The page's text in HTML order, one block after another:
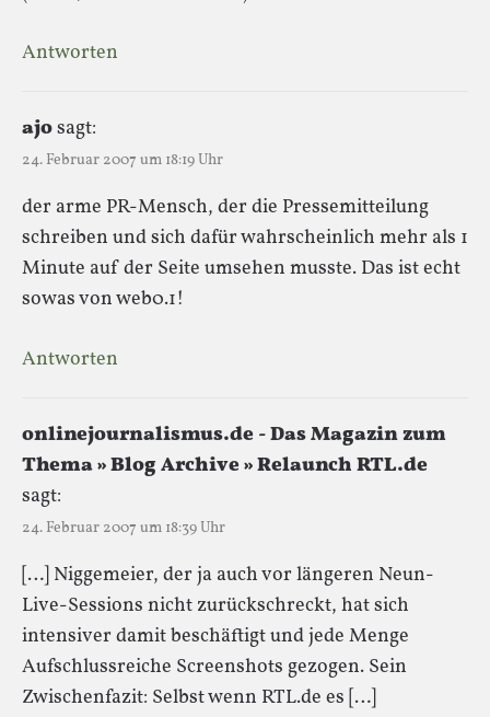
Antworten
ajosagt:
24. Februar 2007 um 18:19 Uhr
der arme PR-Mensch, der die Pressemitteilung
schreiben und sich dafür wahrscheinlich mehr als 1
Minute auf der Seite umsehen musste. Das ist echt
sowas von web0.1!
Antworten
onlinejournalismus.de - Das Magazin zum
Thema » Blog Archive » Relaunch RTL.de
sagt:
24. Februar 2007 um 18:39 Uhr
[…] Niggemeier, der ja auch vor längeren Neun-
Live-Sessions nicht zurückschreckt, hat sich
intensiver damit beschäftigt und jede Menge
Aufschlussreiche Screenshots gezogen. Sein
Zwischenfazit: Selbst wenn RTL.de es […]